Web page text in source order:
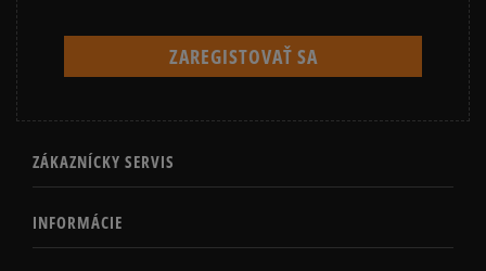
ZÁKAZNÍCKY SERVIS
INFORMÁCIE